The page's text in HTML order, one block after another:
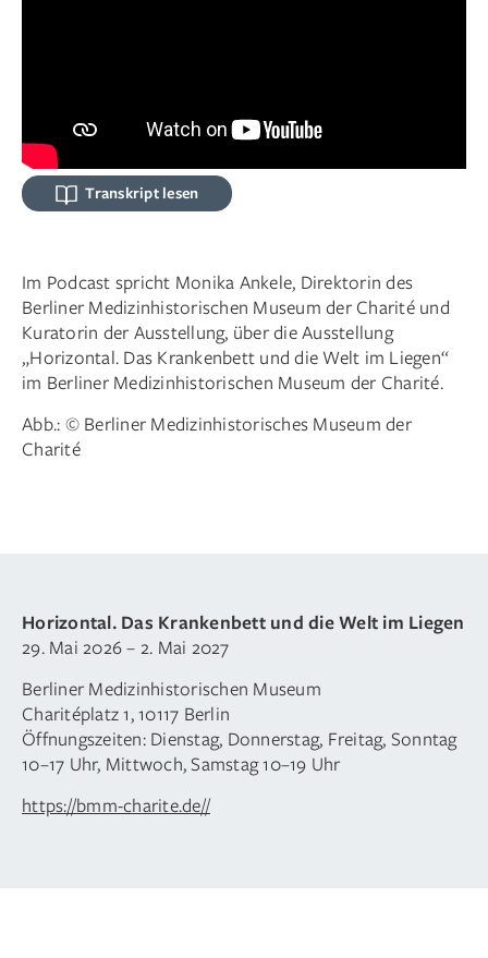
Transkript lesen
Im Podcast spricht Monika Ankele, Direktorin des
Berliner Medizinhistorischen Museum der Charité und
Kuratorin der Ausstellung, über die Ausstellung
„Horizontal. Das Krankenbett und die Welt im Liegen“
im Berliner Medizinhistorischen Museum der Charité.
Abb.: © Berliner Medizinhistorisches Museum der
Charité
Horizontal. Das Krankenbett und die Welt im Liegen
29. Mai 2026 – 2. Mai 2027
Berliner Medizinhistorischen Museum
Charitéplatz 1, 10117 Berlin
Öffnungszeiten: Dienstag, Donnerstag, Freitag, Sonntag
10–17 Uhr, Mittwoch, Samstag 10–19 Uhr
https://bmm-charite.de//